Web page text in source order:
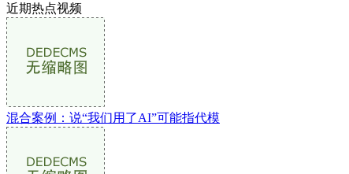
近期热点视频
混合案例：说“我们用了AI”可能指代模